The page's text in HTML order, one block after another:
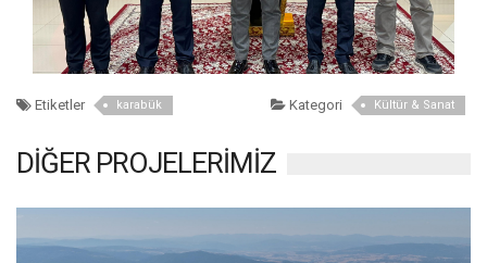
Etiketler karabük Kategori Kültür & Sanat
DİĞER PROJELERİMİZ